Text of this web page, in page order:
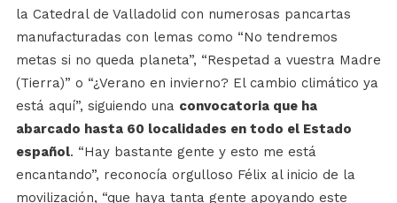
la Catedral de Valladolid con numerosas pancartas
manufacturadas con lemas como “No tendremos
metas si no queda planeta”, “Respetad a vuestra Madre
(Tierra)” o “¿Verano en invierno? El cambio climático ya
está aquí”, siguiendo una convocatoria que ha
abarcado hasta 60 localidades en todo el Estado
español. “Hay bastante gente y esto me está
encantando”, reconocía orgulloso Félix al inicio de la
movilización, “que haya tanta gente apoyando este